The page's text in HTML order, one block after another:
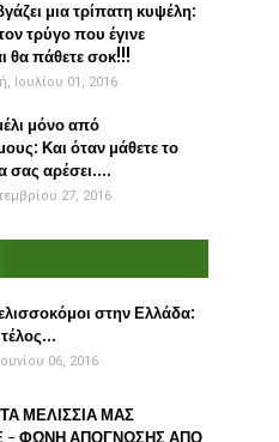
μια τρίπατη κυψέλη:
τρύγο που έγινε
θα πάθετε σοκ!!!
Ιουλίου 01, 2016
μόνο από
Και όταν μάθετε το
σας αρέσει....
27, 2016
στην Ελλάδα:
06, 2016
ΜΕΛΙΣΣΙΑ ΜΑΣ